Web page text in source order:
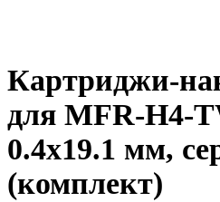
Картриджи-
для MFR-H4-
0.4х19.1 мм,
(комплект)